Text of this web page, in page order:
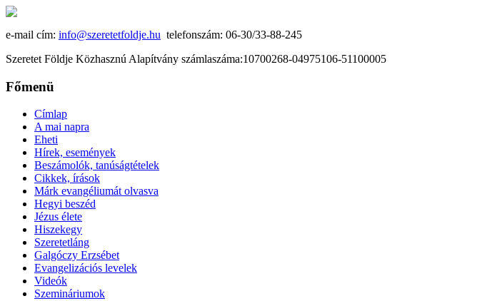
e-mail cím: info@szeretetfoldje.hu telefonszám: 06-30/33-88-245
Szeretet Földje Közhasznú Alapítvány számlaszáma:10700268-04975106-51100005
Főmenü
Címlap
A mai napra
Eheti
Hírek, események
Beszámolók, tanúságtételek
Cikkek, írások
Márk evangéliumát olvasva
Hegyi beszéd
Jézus élete
Hiszekegy
Szeretetláng
Galgóczy Erzsébet
Evangelizációs levelek
Videók
Szemináriumok